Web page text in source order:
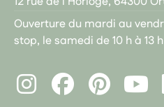
Ouverture du mardi au
stop, le samedi de 10 h à 13 h
InstagramFacebookPinterest